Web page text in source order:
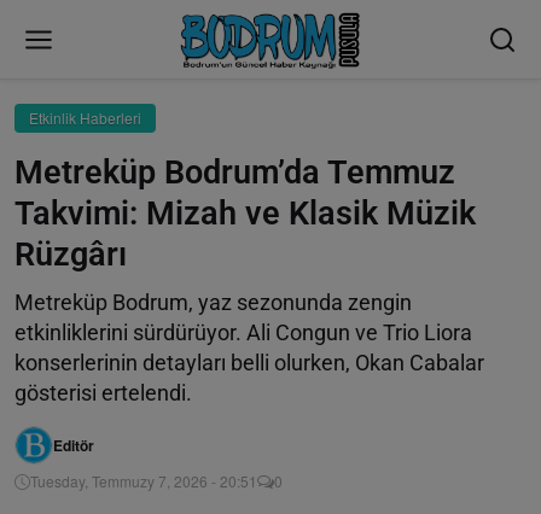
Etkinlik Haberleri
Metreküp Bodrum’da Temmuz
Takvimi: Mizah ve Klasik Müzik
Rüzgârı
Metreküp Bodrum, yaz sezonunda zengin
etkinliklerini sürdürüyor. Ali Congun ve Trio Liora
konserlerinin detayları belli olurken, Okan Cabalar
gösterisi ertelendi.
Editör
Tuesday, Temmuzy 7, 2026 - 20:51 0